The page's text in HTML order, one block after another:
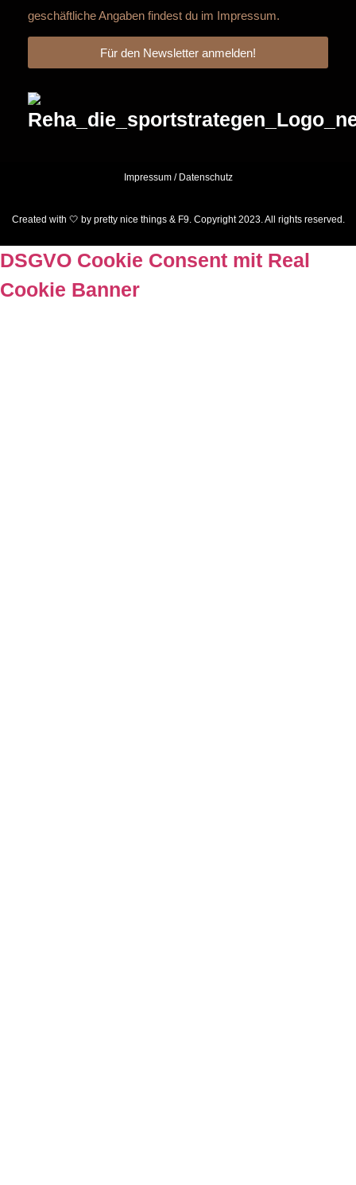
geschäftliche Angaben findest du im Impressum.
Für den Newsletter anmelden!
Impressum/ Datenschutz
Created with 🤍 by pretty nice things & F9. Copyright 2023. All rights reserved.
DSGVO Cookie Consent mit Real
Cookie Banner